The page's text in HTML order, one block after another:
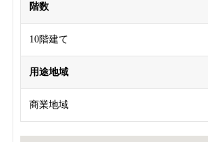
階数
10階建て
用途地域
商業地域